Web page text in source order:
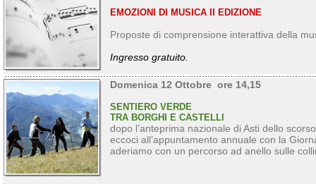
EMOZIONI DI MUSICA II EDIZIONE
Proposte di comprensione interattiva della
Ingresso gratuito.
Domenica 12 Ottobre ore 14,15
SENTIERO VERDE
TRA BORGHI E CASTELLI
dopo l’anteprima nazionale di Asti dello
eccoci all’appuntamento annuale con la
aderiamo con un percorso ad anello sulle